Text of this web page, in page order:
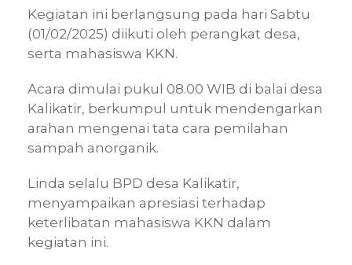
Kegiatan ini berlangsung pada hari Sabtu
(01/02/2025) diikuti oleh perangkat desa,
serta mahasiswa KKN.
Acara dimulai pukul 08.00 WIB di balai desa
Kalikatir, berkumpul untuk mendengarkan
arahan mengenai tata cara pemilahan
sampah anorganik.
Linda selalu BPD desa Kalikatir,
menyampaikan apresiasi terhadap
keterlibatan mahasiswa KKN dalam
kegiatan ini.